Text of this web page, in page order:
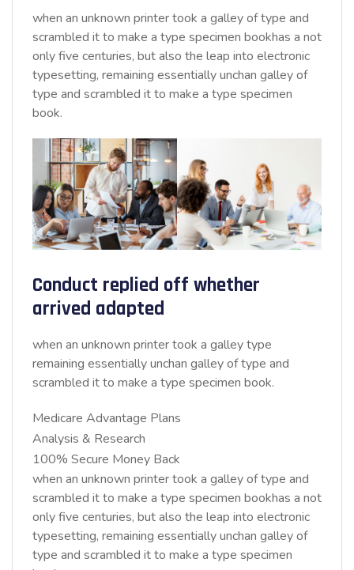
when an unknown printer took a galley of type and
scrambled it to make a type specimen bookhas a not
only five centuries, but also the leap into electronic
typesetting, remaining essentially unchan galley of
type and scrambled it to make a type specimen
book.
Conduct replied off whether
arrived adapted
when an unknown printer took a galley type
remaining essentially unchan galley of type and
scrambled it to make a type specimen book.
Medicare Advantage Plans
Analysis & Research
100% Secure Money Back
when an unknown printer took a galley of type and
scrambled it to make a type specimen bookhas a not
only five centuries, but also the leap into electronic
typesetting, remaining essentially unchan galley of
type and scrambled it to make a type specimen